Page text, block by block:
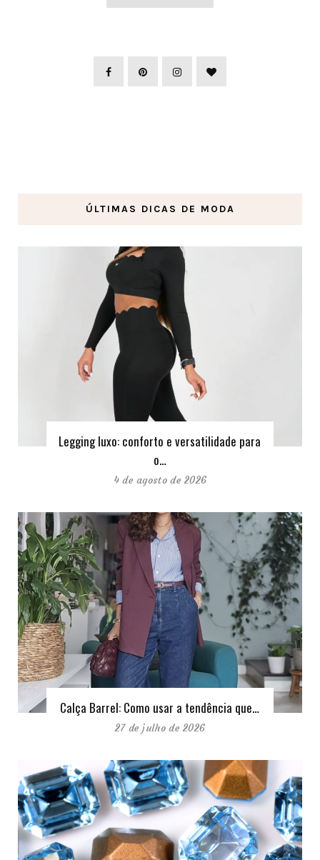
ÚLTIMAS DICAS DE MODA
Legging luxo: conforto e versatilidade para
o…
4 de agosto de 2026
Calça Barrel: Como usar a tendência que…
27 de julho de 2026